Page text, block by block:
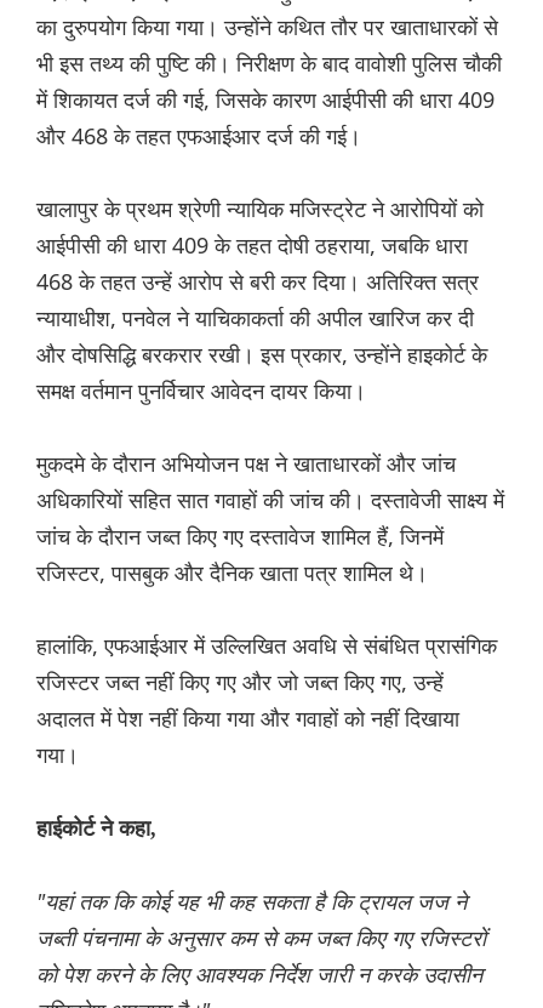
का दुरुपयोग किया गया। उन्होंने कथित तौर पर खाताधारकों से
भी इस तथ्य की पुष्टि की। निरीक्षण के बाद वावोशी पुलिस चौकी
में शिकायत दर्ज की गई, जिसके कारण आईपीसी की धारा 409
और 468 के तहत एफआईआर दर्ज की गई।
खालापुर के प्रथम श्रेणी न्यायिक मजिस्ट्रेट ने आरोपियों को
आईपीसी की धारा 409 के तहत दोषी ठहराया, जबकि धारा
468 के तहत उन्हें आरोप से बरी कर दिया। अतिरिक्त सत्र
न्यायाधीश, पनवेल ने याचिकाकर्ता की अपील खारिज कर दी
और दोषसिद्धि बरकरार रखी। इस प्रकार, उन्होंने हाइकोर्ट के
समक्ष वर्तमान पुनर्विचार आवेदन दायर किया।
मुकदमे के दौरान अभियोजन पक्ष ने खाताधारकों और जांच
अधिकारियों सहित सात गवाहों की जांच की। दस्तावेजी साक्ष्य में
जांच के दौरान जब्त किए गए दस्तावेज शामिल हैं, जिनमें
रजिस्टर, पासबुक और दैनिक खाता पत्र शामिल थे।
हालांकि, एफआईआर में उल्लिखित अवधि से संबंधित प्रासंगिक
रजिस्टर जब्त नहीं किए गए और जो जब्त किए गए, उन्हें
अदालत में पेश नहीं किया गया और गवाहों को नहीं दिखाया
गया।
हाईकोर्ट ने कहा,
"यहां तक ​​कि कोई यह भी कह सकता है कि ट्रायल जज ने
जब्ती पंचनामा के अनुसार कम से कम जब्त किए गए रजिस्टरों
को पेश करने के लिए आवश्यक निर्देश जारी न करके उदासीन